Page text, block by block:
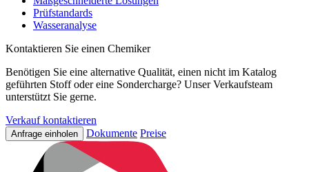
Prüfstandards
Wasseranalyse
Kontaktieren Sie einen Chemiker
Benötigen Sie eine alternative Qualität, einen nicht im Katalog
geführten Stoff oder eine Sondercharge? Unser Verkaufsteam
unterstützt Sie gerne.
Verkauf kontaktieren
Anfrage einholen Dokumente Preise